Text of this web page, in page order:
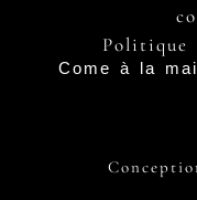
Politique
Come à la